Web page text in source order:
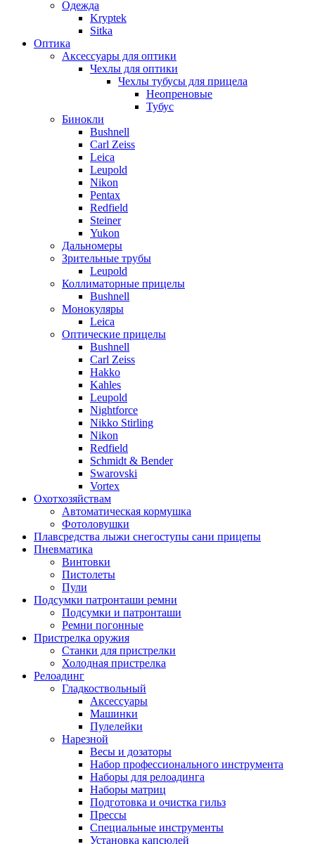
Одежда
Kryptek
Sitka
Оптика
Аксессуары для оптики
Чехлы для оптики
Чехлы тубусы для прицела
Неопреновые
Тубус
Бинокли
Bushnell
Carl Zeiss
Leica
Leupold
Nikon
Pentax
Redfield
Steiner
Yukon
Дальномеры
Зрительные трубы
Leupold
Коллиматорные прицелы
Bushnell
Монокуляры
Leica
Оптические прицелы
Bushnell
Carl Zeiss
Hakko
Kahles
Leupold
Nightforce
Nikko Stirling
Nikon
Redfield
Schmidt & Bender
Swarovski
Vortex
Охотхозяйствам
Автоматическая кормушка
Фотоловушки
Плавсредства лыжи снегоступы сани прицепы
Пневматика
Винтовки
Пистолеты
Пули
Подсумки патронташи ремни
Подсумки и патронташи
Ремни погонные
Пристрелка оружия
Станки для пристрелки
Холодная пристрелка
Релоадинг
Гладкоствольный
Аксессуары
Машинки
Пулелейки
Нарезной
Весы и дозаторы
Набор профессионального инструмента
Наборы для релоадинга
Наборы матриц
Подготовка и очистка гильз
Прессы
Специальные инструменты
Установка капсюлей